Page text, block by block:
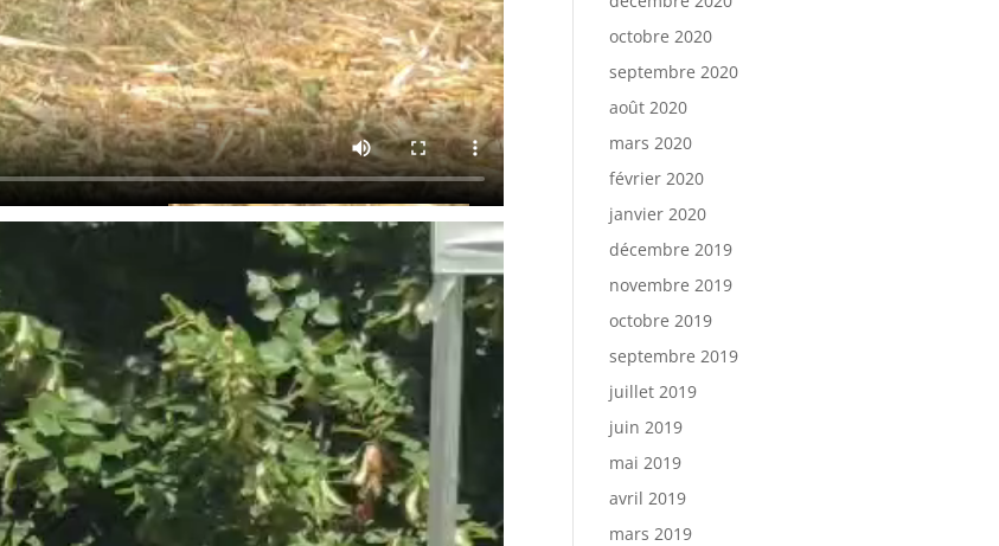
octobre 2020
septembre 2020
août 2020
mars 2020
février 2020
janvier 2020
décembre 2019
novembre 2019
octobre 2019
septembre 2019
juillet 2019
juin 2019
mai 2019
avril 2019
mars 2019